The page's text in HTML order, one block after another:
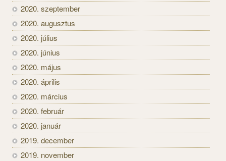
2020. szeptember
2020. augusztus
2020. július
2020. június
2020. május
2020. április
2020. március
2020. február
2020. január
2019. december
2019. november